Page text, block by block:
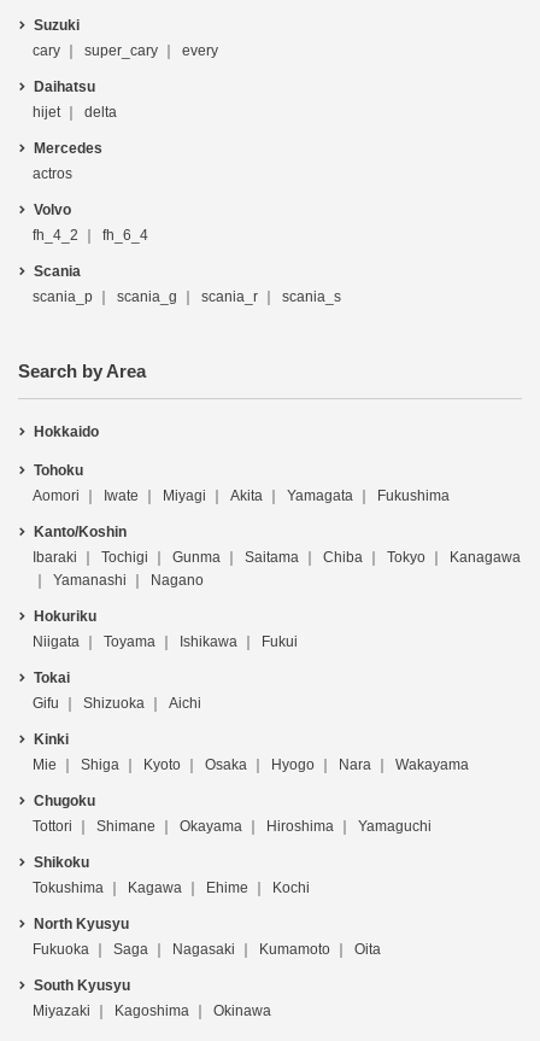
Suzuki
cary
super_cary every
Daihatsu
hijet
delta
Mercedes
actros
Volvo
fh_4_2
fh_6_4
Scania
scania_p
scania_g scania_r scania_s
Search by Area
Hokkaido
Tohoku
Aomori
Iwate Miyagi Akita Yamagata Fukushima
Kanto/Koshin
Ibaraki
Tochigi Gunma Saitama Chiba Tokyo
Kanagawa
Yamanashi
Nagano
Hokuriku
Niigata
Toyama Ishikawa Fukui
Tokai
Gifu
Shizuoka Aichi
Kinki
Mie
Shiga Kyoto Osaka Hyogo Nara Wakayama
Chugoku
Tottori
Shimane Okayama Hiroshima Yamaguchi
Shikoku
Tokushima
Kagawa Ehime Kochi
North Kyusyu
Fukuoka
Saga Nagasaki Kumamoto Oita
South Kyusyu
Miyazaki
Kagoshima Okinawa